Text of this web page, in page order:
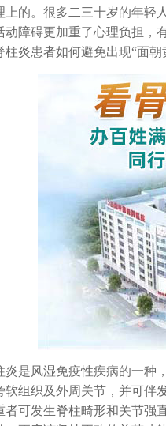
上的。很多二三十岁的年轻
动障碍更加重了心理负担，
柱炎患者如何避免出现“面朝
风湿免疫性疾病的一种，
软组织及外周关节，并可伴
者可发生脊柱畸形和关节强